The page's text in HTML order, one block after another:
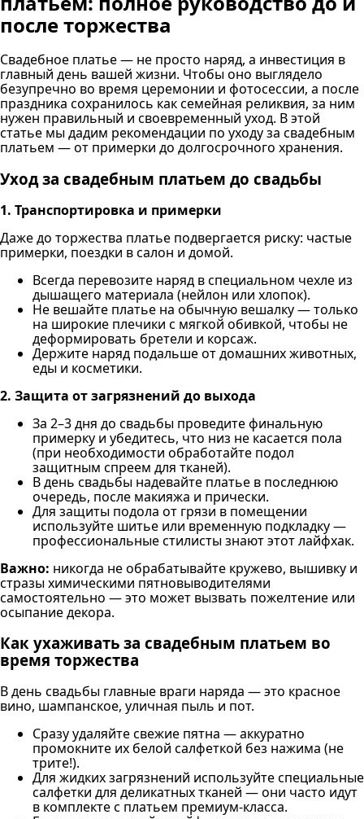
после торжества
Свадебное платье — не просто наряд, а инвестиция в
главный день вашей жизни. Чтобы оно выглядело
безупречно во время церемонии и фотосессии, а после
праздника сохранилось как семейная реликвия, за ним
нужен правильный и своевременный уход. В этой
статье мы дадим рекомендации по уходу за свадебным
платьем — от примерки до долгосрочного хранения.
Уход за свадебным платьем до свадьбы
1. Транспортировка и примерки
Даже до торжества платье подвергается риску: частые
примерки, поездки в салон и домой.
Всегда перевозите наряд в специальном чехле из
дышащего материала (нейлон или хлопок).
Не вешайте платье на обычную вешалку — только
на широкие плечики с мягкой обивкой, чтобы не
деформировать бретели и корсаж.
Держите наряд подальше от домашних животных,
еды и косметики.
2. Защита от загрязнений до выхода
За 2–3 дня до свадьбы проведите финальную
примерку и убедитесь, что низ не касается пола
(при необходимости обработайте подол
защитным спреем для тканей).
В день свадьбы надевайте платье в последнюю
очередь, после макияжа и прически.
Для защиты подола от грязи в помещении
используйте шитье или временную подкладку —
профессиональные стилисты знают этот лайфхак.
Важно: никогда не обрабатывайте кружево, вышивку и
стразы химическими пятновыводителями
самостоятельно — это может вызвать пожелтение или
осыпание декора.
Как ухаживать за свадебным платьем во
время торжества
В день свадьбы главные враги наряда — это красное
вино, шампанское, уличная пыль и пот.
Сразу удаляйте свежие пятна — аккуратно
промокните их белой салфеткой без нажима (не
трите!).
Для жидких загрязнений используйте специальные
салфетки для деликатных тканей — они часто идут
в комплекте с платьем премиум-класса.